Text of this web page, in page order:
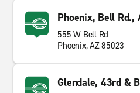
Phoenix, Bell Rd.,
555 W Bell Rd
Phoenix, AZ 85023
Glendale, 43rd &